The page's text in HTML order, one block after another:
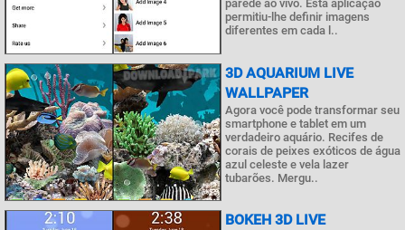
parede ao vivo. Esta aplicação
permitiu-lhe definir imagens
diferentes em cada l..
3D AQUARIUM LIVE
WALLPAPER
Agora você pode transformar seu
smartphone e tablet em um
verdadeiro aquário. Recifes de
corais de peixes exóticos de água
azul celeste e vela lazer
tubarões. Mergu..
BOKEH 3D LIVE